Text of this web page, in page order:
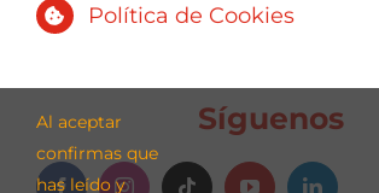
Política de Cookies
Síguenos
Al aceptar
confirmas que
has leído y